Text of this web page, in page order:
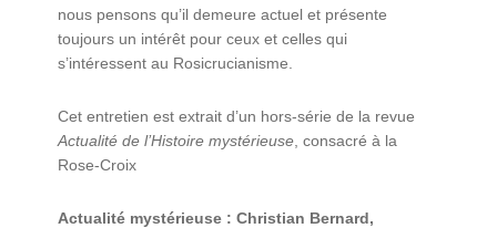
nous pensons qu’il demeure actuel et présente
toujours un intérêt pour ceux et celles qui
s’intéressent au Rosicrucianisme.
Cet entretien est extrait d’un hors-série de la revue
Actualité de l’Histoire mystérieuse , consacré à la
Rose-Croix
Actualité mystérieuse : Christian Bernard,